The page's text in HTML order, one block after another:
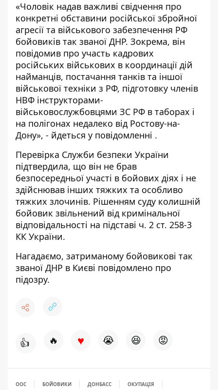
«Чоловік надав важливі свідчення про
конкретні обставини російської збройної
агресії та військового забезпечення РФ
бойовиків так званої ДНР. Зокрема, він
повідомив про участь кадрових
російських військових в координації дій
найманців, постачання танків та іншої
військової техніки з РФ, підготовку членів
НВФ інструкторами-
військовослужбовцями ЗС РФ в таборах і
на полігонах недалеко від Ростову-на-
Дону», - йдеться у повідомленні .
Перевірка Служби безпеки України
підтвердила, що він не брав
безпосередньої участі в бойових діях і не
здійснював інших тяжких та особливо
тяжких злочинів. Рішенням суду колишній
бойовик звільнений від кримінальної
відповідальності на підставі ч. 2 ст. 258-3
КК України.
Нагадаємо, затриманому бойовикові так
званої ДНР в Києві повідомлено про
підозру.
👍 🔥 ♥ 😭 😆 😡
ООС БОЙОВИКИ ДОНБАСС ОКУПАЦІЯ